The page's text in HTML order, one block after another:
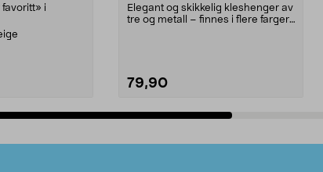
favoritt» i
Elegant og skikkelig kleshenger av
tre og metall – finnes i flere farger.
79,90